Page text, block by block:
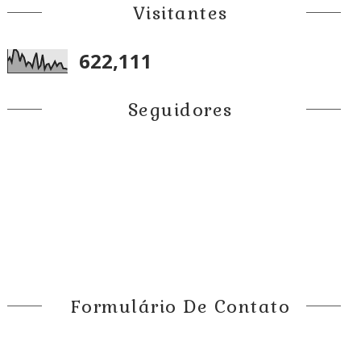
Visitantes
622,111
Seguidores
Formulário De Contato